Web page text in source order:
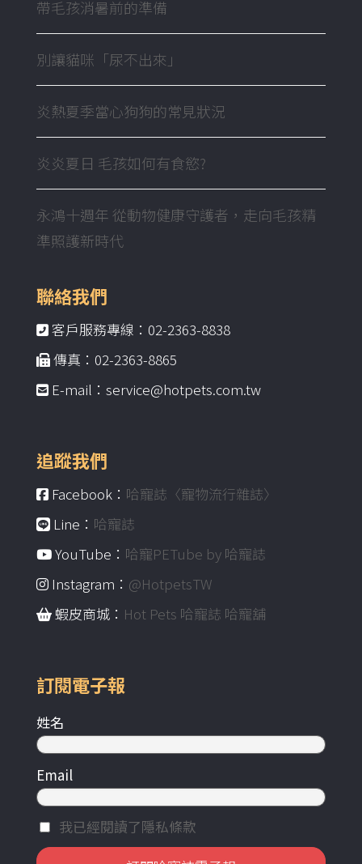
帶毛孩消暑前的準備
別讓貓咪「尿不出來」
炎熱夏季當心狗狗的常見狀況
炎炎夏日 毛孩如何有食慾?
永鴻十週年 從動物健康守護者，走向毛孩精
準照護新時代
聯絡我們
客戶服務專線：02-2363-8838
傳真：02-2363-8865
E-mail：service@hotpets.com.tw
追蹤我們
Facebook： 哈寵誌〈寵物流行雜誌〉
Line： 哈寵誌
YouTube： 哈寵PETube by 哈寵誌
Instagram： @HotpetsTW
蝦皮商城： Hot Pets 哈寵誌 哈寵舖
訂閱電子報
姓名
Email
我已經閱讀了隱私條款